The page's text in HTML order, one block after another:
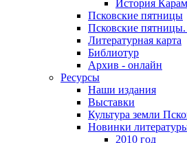
История
Псковские пятницы
Псковские
Литературная карта
Библиотур
Архив - онлайн
Ресурсы
Наши издания
Выставки
Культура земли
Новинки
2010 год